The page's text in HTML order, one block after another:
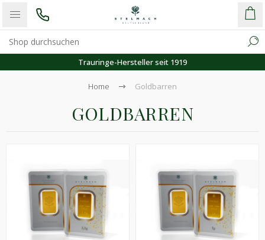
Trauringe-Hersteller seit 1919
Home Goldbarren
GOLDBARREN